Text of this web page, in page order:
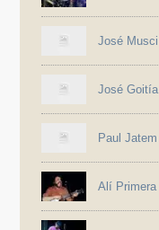
José Musci
José Goitía
Paul Jatem
Alí Primera